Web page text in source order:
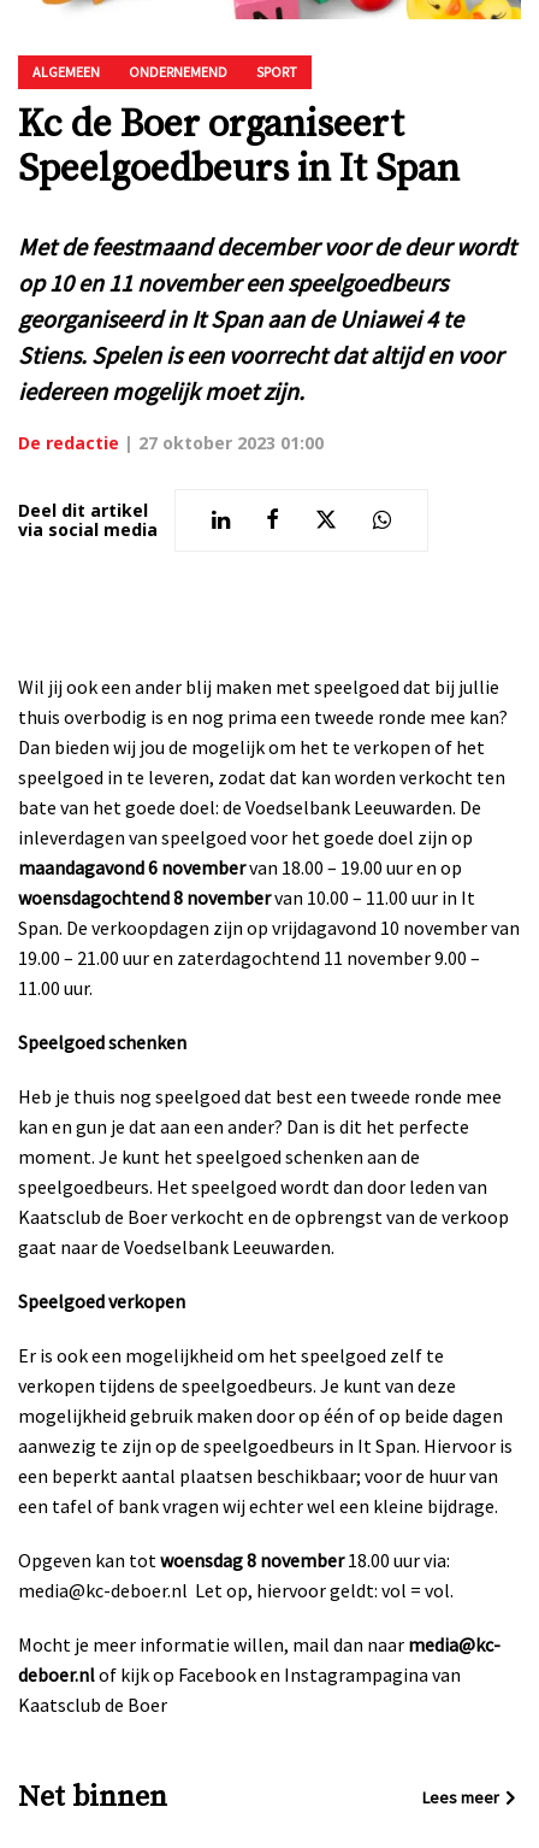
ALGEMEEN ONDERNEMEND SPORT
Kc de Boer organiseert
Speelgoedbeurs in It Span
Met de feestmaand december voor de deur wordt
op 10 en 11 november een speelgoedbeurs
georganiseerd in It Span aan de Uniawei 4 te
Stiens. Spelen is een voorrecht dat altijd en voor
iedereen mogelijk moet zijn.
De redactie | 27 oktober 2023 01:00
Deel dit artikel
via social media
Wil jij ook een ander blij maken met speelgoed dat bij jullie
thuis overbodig is en nog prima een tweede ronde mee kan?
Dan bieden wij jou de mogelijk om het te verkopen of het
speelgoed in te leveren, zodat dat kan worden verkocht ten
bate van het goede doel: de Voedselbank Leeuwarden. De
inleverdagen van speelgoed voor het goede doel zijn op
maandagavond 6 novembervan 18.00 – 19.00 uur en op
woensdagochtend 8 novembervan 10.00 – 11.00 uur in It
Span. De verkoopdagen zijn op vrijdagavond 10 november van
19.00 – 21.00 uur en zaterdagochtend 11 november 9.00 –
11.00 uur.
Speelgoed schenken
Heb je thuis nog speelgoed dat best een tweede ronde mee
kan en gun je dat aan een ander? Dan is dit het perfecte
moment. Je kunt het speelgoed schenken aan de
speelgoedbeurs. Het speelgoed wordt dan door leden van
Kaatsclub de Boer verkocht en de opbrengst van de verkoop
gaat naar de Voedselbank Leeuwarden.
Speelgoed verkopen
Er is ook een mogelijkheid om het speelgoed zelf te
verkopen tijdens de speelgoedbeurs. Je kunt van deze
mogelijkheid gebruik maken door op één of op beide dagen
aanwezig te zijn op de speelgoedbeurs in It Span. Hiervoor is
een beperkt aantal plaatsen beschikbaar; voor de huur van
een tafel of bank vragen wij echter wel een kleine bijdrage.
Opgeven kan tot woensdag 8 november18.00 uur via:
media@kc-deboer.nl Let op, hiervoor geldt: vol = vol.
Mocht je meer informatie willen, mail dan naar media@kc-
deboer.nlof kijk op Facebook en Instagrampagina van
Kaatsclub de Boer
Net binnen Lees meer